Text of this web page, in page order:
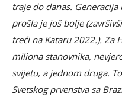
traje do danas.
prošla je još bolje
treći na Kataru 2022.). Za
miliona stanovnika,
svijetu, a jednom druga.
Svetskog prvenstva sa